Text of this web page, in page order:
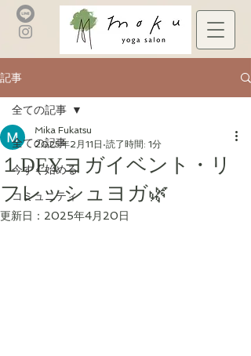
記事
全ての記事
今すぐ始める
コミュニティ
全ての記事
１DEYヨガイベント・リ
フレッシュヨガ🌿
Mika Fukatsu
2025年2月11日 読了時間: 1分
更新日： 2025年4月20日